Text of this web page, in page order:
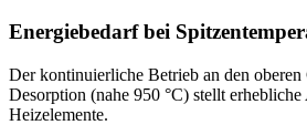
Energiebedarf bei
Der kontinuierliche Betrieb an den oberen
Desorption (nahe 950 °C) stellt
Heizelemente.